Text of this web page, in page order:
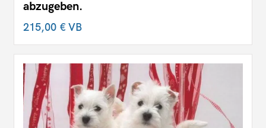
abzugeben.
215,00 €VB